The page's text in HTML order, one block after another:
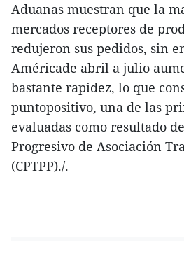
Aduanas muestran que la
mercados receptores de
redujeron sus pedidos, sin
Américade abril a julio
bastante rapidez, lo que
puntopositivo, una de las
evaluadas como resultado
Progresivo de Asociación
(CPTPP)./.